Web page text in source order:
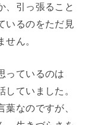
、引っ張ること
いるのをただ見
ん。
っているのは
していました。
葉なのですが、